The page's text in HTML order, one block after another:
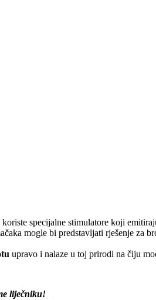
specijalne stimulatore koji
mogle bi predstavljati rješenje za
upravo i nalaze u toj prirodi na čiju
liječniku!